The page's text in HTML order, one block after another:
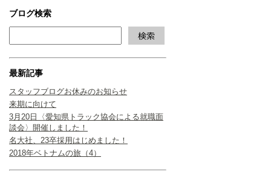
ブログ検索
最新記事
スタッフブログお休みのお知らせ
来期に向けて
3月20日〈愛知県トラック協会による就職面
談会〉開催しました！
名大社、23卒採用はじめました！
2018年ベトナムの旅（4）